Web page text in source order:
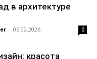
в архитектуре
- 05.02.2026 0
красота